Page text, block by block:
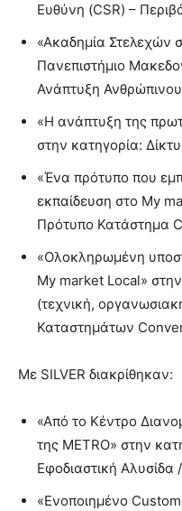
Ευθύνη (CSR) –
«Ακαδημία Στελεχών
Πανεπιστήμιο
Ανάπτυξη
«Η ανάπτυξη της
στην κατηγορία:
«Ένα πρότυπο που
εκπαίδευση στο My
Πρότυπο Κατάστημα
«Ολοκληρωμένη
My market Local»
(τεχνική,
Καταστημάτων
Με SILVER διακρίθηκαν:
«Από το Κέντρο
της METRO» στην
Εφοδιαστική
«Ενοποιημένο